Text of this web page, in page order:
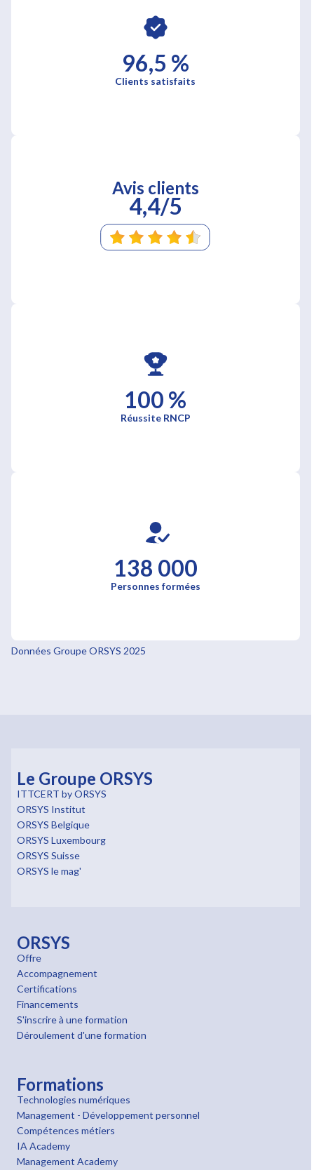
96,5 %
Clients satisfaits
Avis clients
4,4/5
100 %
Réussite RNCP
138 000
Personnes formées
Données Groupe ORSYS 2025
Le Groupe ORSYS
ITTCERT by ORSYS
ORSYS Institut
ORSYS Belgique
ORSYS Luxembourg
ORSYS Suisse
ORSYS le mag'
ORSYS
Offre
Accompagnement
Certifications
Financements
S'inscrire à une formation
Déroulement d'une formation
Formations
Technologies numériques
Management - Développement personnel
Compétences métiers
IA Academy
Management Academy